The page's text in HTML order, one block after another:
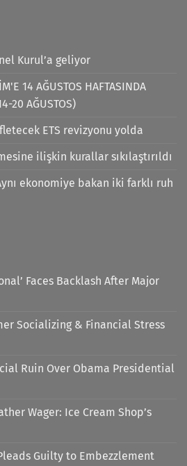
Kurul’a geliyor
14 AĞUSTOS HAFTASINDA
20 AĞUSTOS)
ETS revizyonu yolda
ilişkin kurallar sıkılaştırıldı
ekonomiye bakan iki farklı ruh
Faces Backlash After Major
Socializing & Financial Stress
Ruin Over Obama Presidential
Wager: Ice Cream Shop’s
Guilty to Embezzlement